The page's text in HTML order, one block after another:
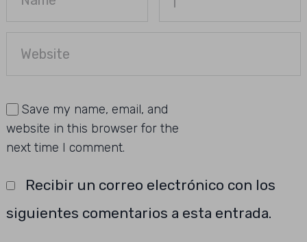
Save my name, email, and
website in this browser for the
next time I comment.
Recibir un correo electrónico con los
siguientes comentarios a esta entrada.